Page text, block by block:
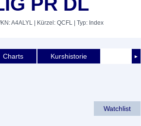
A4ALYL | Kürzel: QCFL | Typ: Index
►
Charts Kurshistorie
Watchlist